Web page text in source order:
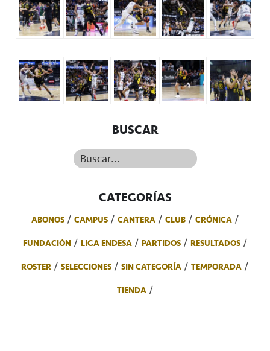
BUSCAR
Buscar...
CATEGORÍAS
ABONOS CAMPUS CANTERA CLUB
CRÓNICA
FUNDACIÓN
LIGA ENDESA PARTIDOS
RESULTADOS
ROSTER
SELECCIONES SIN CATEGORÍA
TEMPORADA
TIENDA